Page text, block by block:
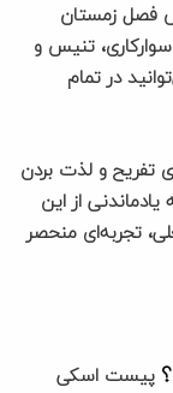
فصل زمستان
تنیس و
در تمام
تفریح و لذت بردن
از این
تجربه‌ای منحصر
پیست اسکی